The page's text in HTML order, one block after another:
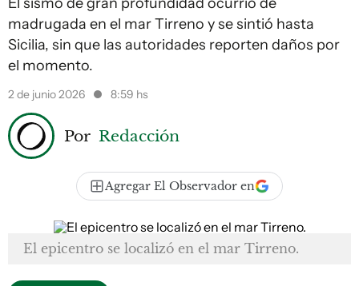
madrugada en el mar Tirreno y se sintió hasta
Sicilia, sin que las autoridades reporten daños por
el momento.
2 de junio 2026 8:59 hs
Por Redacción
Agregar El Observador en
El epicentro se localizó en el mar Tirreno.